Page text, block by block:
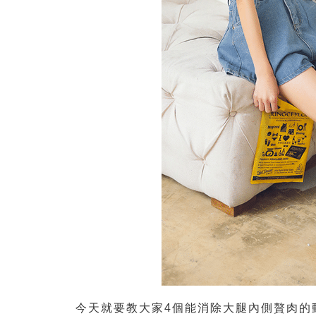
今天就要教大家4個能消除大腿內側贅肉的